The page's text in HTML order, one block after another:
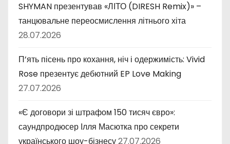
SHYMAN презентував «ЛІТО (DIRESH Remix)» –
танцювальне переосмислення літнього хіта
28.07.2026
П’ять пісень про кохання, ніч і одержимість: Vivid
Rose презентує дебютний EP Love Making
27.07.2026
«Є договори зі штрафом 150 тисяч євро»:
саундпродюсер Ілля Масютка про секрети
українського шоу-бізнесу27.07.2026